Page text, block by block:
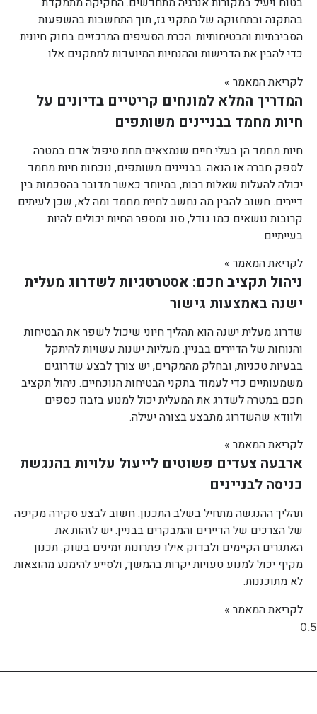
בהתקנה ובתחזוקה של מתקני גז, תוך התחשבות בהשפעות
הסביבתיות והבטיחותיות. הכרת הסעיפים המרכזיים בחוק חיונית
כדי להבין את הדרישות וההנחיות המיועדות למתקנים אלו.
לקריאת המאמר »
המדריך המלא למונחים קריטיים בדיונים על
חיות מחמד בבניינים משותפים
חיות מחמד הן בעלי חיים שנמצאים תחת טיפול אדם במטרה
לספק חברה או הנאה. בבניינים משותפים, נוכחות חיות מחמד
יכולה להעלות שאלות רבות, במיוחד כאשר מדובר בהסכמות בין
דיירים. חשוב להבין מה נחשב לחיית מחמד ומה לא, שכן לעיתים
קרובות נושאים כמו גודל, סוג ומספר החיות יכולים להיות
בעייתיים.
לקריאת המאמר »
ניהול תקציב חכם: אסטרטגיות לשדרוג מעלית
ישנה באמצעות גישור
שדרוג מעלית ישנה הוא תהליך חיוני שיכול לשפר את הבטיחות
והנוחות של הדיירים בבניין. מעליות ישנות עשויות להיתקל
בבעיות טכניות, ובחלק מהמקרים, יש צורך לבצע שדרוגים
משמעותיים כדי לעמוד בתקני הבטיחות הנוכחיים. ניהול תקציב
חכם במטרה לשדרג את המעלית יכול למנוע בזבוז כספים
ולוודא שהשדרוג מתבצע בצורה יעילה.
לקריאת המאמר »
ארבעה צעדים פשוטים לייעול עלויות בהנגשת
כניסה לבניינים
תהליך ההנגשה מתחיל בשלב התכנון. חשוב לבצע סקירה מקיפה
של הצרכים של הדיירים והמבקרים בבניין. יש לזהות את
האתגרים הקיימים ולבדוק אילו פתרונות זמינים בשוק. תכנון
מקיף יכול למנוע טעויות יקרות בהמשך, ולסייע להימנע מהוצאות
לא מתוכננות.
לקריאת המאמר »